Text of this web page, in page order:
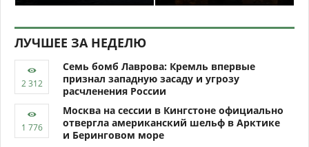
ЛУЧШЕЕ ЗА НЕДЕЛЮ
Семь бомб Лаврова: Кремль впервые
признал западную засаду и угрозу
расчленения России
Москва на сессии в Кингстоне официально
отвергла американский шельф в Арктике
и Беринговом море